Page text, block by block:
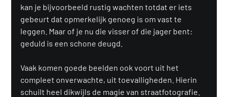
kan je bijvoorbeeld rustig wachten totdat er iets
gebeurt dat opmerkelijk genoeg is om vast te
leggen. Maar of je nu die visser of die jager bent:
geduld is een schone deugd.
Vaak komen goede beelden ook voort uit het
compleet onverwachte, uit toevalligheden. Hierin
schuilt heel dikwijls de magie van straatfotografie.